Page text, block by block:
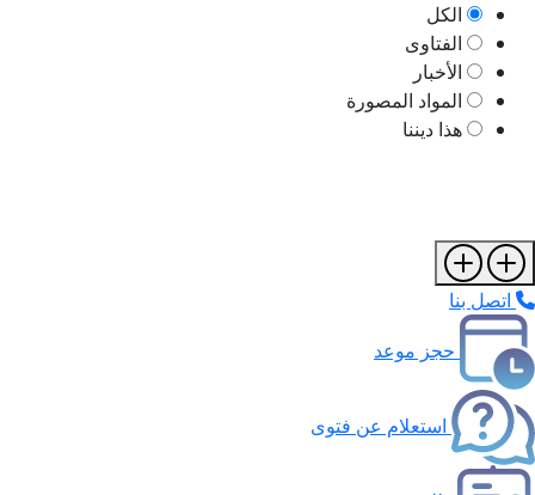
الكل
الفتاوى
الأخبار
المواد المصورة
هذا ديننا
اتصل بنا
حجز موعد
استعلام عن فتوى